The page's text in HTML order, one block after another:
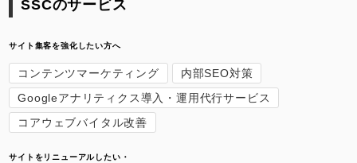
SSCのサービス
サイト集客を強化したい方へ
コンテンツマーケティング
内部SEO対策
Googleアナリティクス導入・運用代行サービス
コアウェブバイタル改善
サイトをリニューアルしたい・